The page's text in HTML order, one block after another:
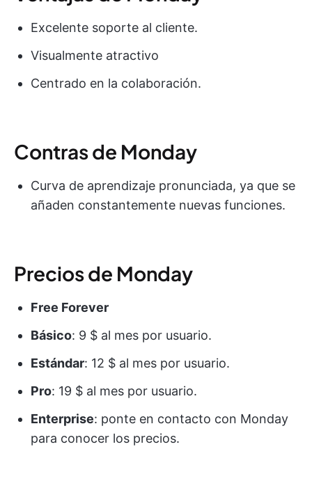
Excelente soporte al cliente.
Visualmente atractivo
Centrado en la colaboración.
Contras de Monday
Curva de aprendizaje pronunciada, ya que se
añaden constantemente nuevas funciones.
Precios de Monday
Free Forever
Básico: 9 $ al mes por usuario.
Estándar: 12 $ al mes por usuario.
Pro: 19 $ al mes por usuario.
Enterprise: ponte en contacto con Monday
para conocer los precios.